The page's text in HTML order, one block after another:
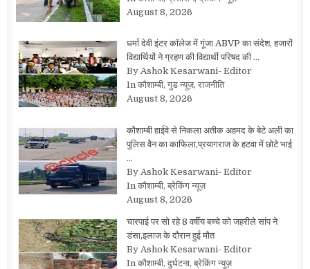
August 8, 2026
धर्मा देवी इंटर कॉलेज में गूंजा ABVP का संदेश, हजारों
विद्यार्थियों ने ग्रहण की विद्यार्थी परिषद की …
By Ashok Kesarwani- Editor
In कौशाम्बी, गुड न्यूज़, राजनीति
August 8, 2026
कौशाम्बी हाईवे से निकला अतीक अहमद के बेटे अली का
पुलिस वैन का काफिला,प्रयागराज के हटवा में छोटे भाई
…
By Ashok Kesarwani- Editor
In कौशाम्बी, ब्रेकिंग न्यूज़
August 8, 2026
चारपाई पर सो रहे 8 वर्षीय बच्चे को जहरीले सांप ने
डंसा,इलाज के दौरान हुई मौत
By Ashok Kesarwani- Editor
In कौशाम्बी, दुर्घटना, ब्रेकिंग न्यूज़